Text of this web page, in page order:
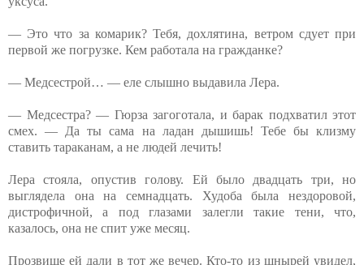
— Это что за комарик? Тебя, дохлятина, ветром сдует при
первой же погрузке. Кем работала на гражданке?
— Медсестрой… — еле слышно выдавила Лера.
— Медсестра? — Гюрза загоготала, и барак подхватил этот
смех. — Да ты сама на ладан дышишь! Тебе бы клизму
ставить тараканам, а не людей лечить!
Лера стояла, опустив голову. Ей было двадцать три, но
выглядела она на семнадцать. Худоба была нездоровой,
дистрофичной, а под глазами залегли такие тени, что,
казалось, она не спит уже месяц.
Прозвище ей дали в тот же вечер. Кто-то из шнырей увидел,